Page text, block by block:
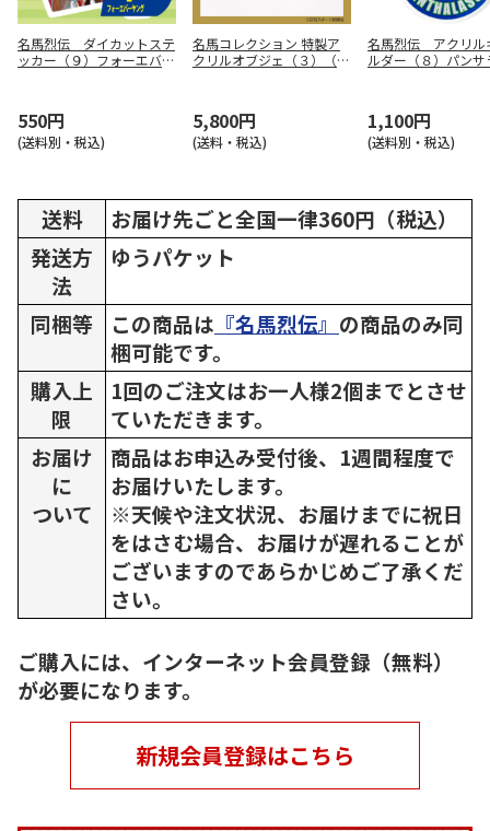
名馬烈伝 ダイカットステ
ッカー（９）フォーエバー
550円
(送料別・税込)
名馬コレクション 特製ア
クリルオブジェ（３）（デ
5,800円
(送料・税込)
名馬烈伝 アクリル
ルダー（８）パンサ
1,100円
(送料別・税込)
送料
お届け先ごと全国一律360円（税込）
発送方
法
ゆうパケット
同梱等 この商品は 『名馬烈伝』 の商品のみ同
梱可能です。
購入上
限
1回のご注文はお一人様2個までとさせ
ていただきます。
お届け
に
ついて
商品はお申込み受付後、1週間程度で
お届けいたします。
※天候や注文状況、お届けまでに祝日
をはさむ場合、お届けが遅れることが
ございますのであらかじめご了承くだ
さい。
ご購入には、インターネット会員登録（無料）
が必要になります。
新規会員登録はこちら